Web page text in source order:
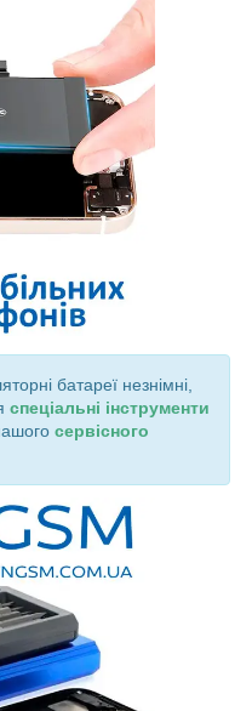
батареї незнімні,
спеціальні інструменти
сервісного